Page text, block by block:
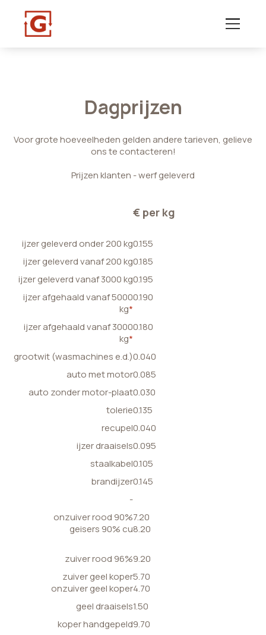
Dagprijzen
Voor grote hoeveelheden gelden andere tarieven, gelieve
ons te contacteren!
Prijzen klanten - werf geleverd
€ per kg
ijzer geleverd onder 200 kg0.155
ijzer geleverd vanaf 200 kg0.185
ijzer geleverd vanaf 3000 kg0.195
ijzer afgehaald vanaf 5000
kg*
0.190
ijzer afgehaald vanaf 3000
kg*
0.180
grootwit (wasmachines e.d.)0.040
auto met motor0.085
auto zonder motor-plaat0.030
tolerie0.135
recupel0.040
ijzer draaisels0.095
staalkabel0.105
brandijzer0.145
-
onzuiver rood 90%
geisers 90% cu
7.20
8.20
zuiver rood 96%9.20
zuiver geel koper
onzuiver geel koper
5.70
4.70
geel draaisels1.50
koper handgepeld9.70